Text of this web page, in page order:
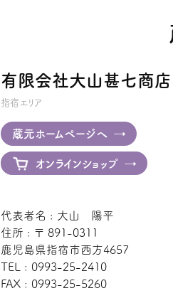
有限会社大山甚七商店
指宿エリア
蔵元ホームページへ
オンラインショップ
代表者名 : 大山 陽平
住所 : 〒 891-0311
鹿児島県指宿市西方4657
TEL : 0993-25-2410
FAX : 0993-25-5260